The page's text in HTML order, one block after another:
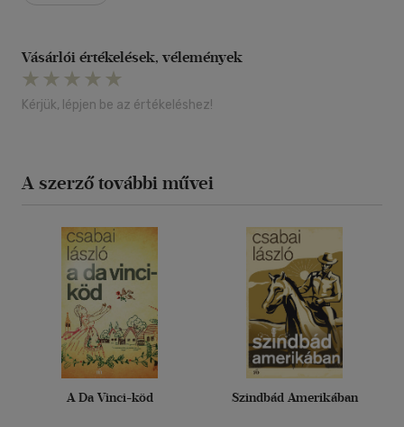
Vásárlói értékelések, vélemények
Kérjük, lépjen be az értékeléshez!
A szerző további művei
A Da Vinci-köd Szindbád Amerikában